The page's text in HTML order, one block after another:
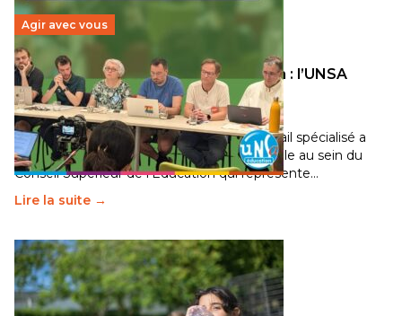
Agir avec vous
Transition écologique de l’éducation : l’UNSA
Éducation fait bouger les lignes
30 juin 2026-National
Pendant plusieurs mois, un groupe de travail spécialisé a
travaillé sur la transition écologique de l’Ecole au sein du
Conseil Supérieur de l’Éducation qui représente…
Lire la suite →